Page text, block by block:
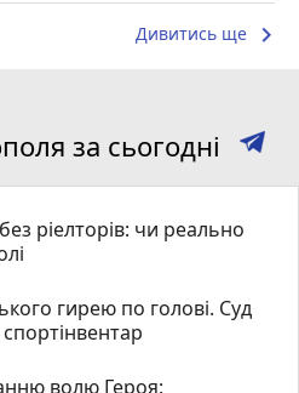
Дивитись ще keyboard_arrow_right
за сьогодні
ріелторів: чи реально
гирею по голові. Суд
волю Героя: